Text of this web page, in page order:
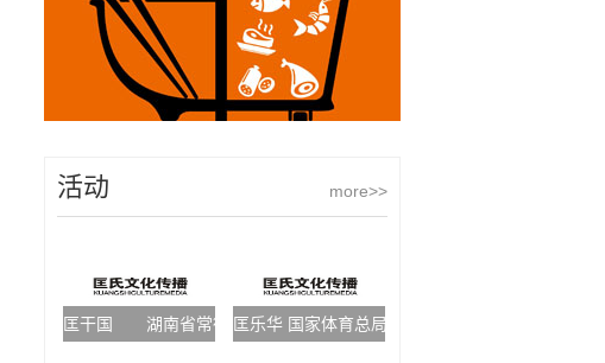
more>>
活动
匡干国 湖南省常德市霞山房地产开发有限公司董事长
匡乐华 国家体育总局国际人才交流部主任